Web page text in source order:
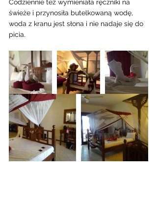
Codziennie też wymieniała ręczniki na
świeże i przynosiła butelkowaną wodę,
woda z kranu jest słona i nie nadaje się do
picia.